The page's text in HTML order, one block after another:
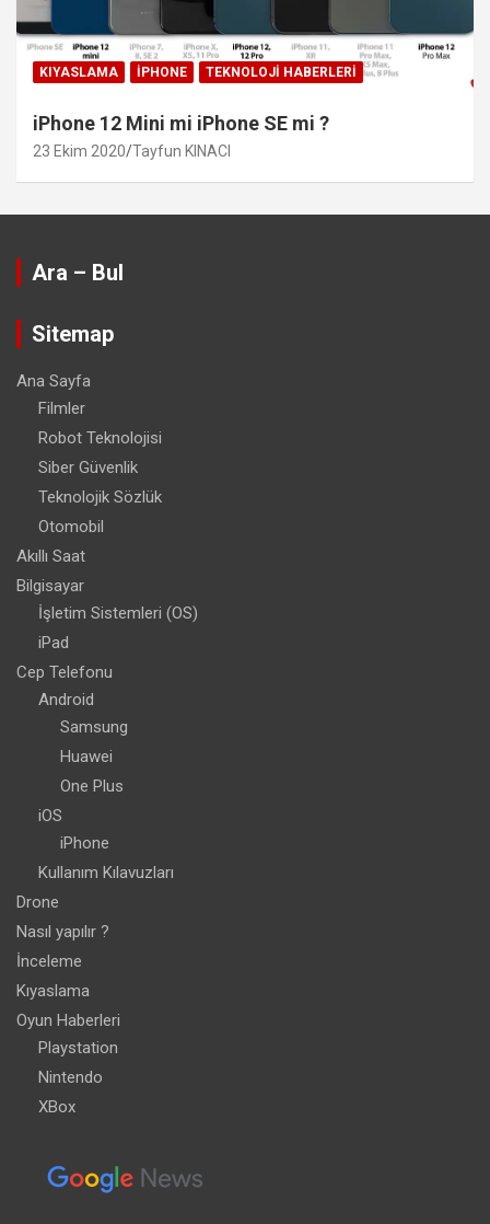
KIYASLAMA IPHONE TEKNOLOJI HABERLERI
iPhone 12 Mini mi iPhone SE mi ?
23 Ekim 2020 Tayfun KINACI
Ara – Bul
Sitemap
Ana Sayfa
Filmler
Robot Teknolojisi
Siber Güvenlik
Teknolojik Sözlük
Otomobil
Akıllı Saat
Bilgisayar
İşletim Sistemleri (OS)
iPad
Cep Telefonu
Android
Samsung
Huawei
One Plus
iOS
iPhone
Kullanım Kılavuzları
Drone
Nasıl yapılır ?
İnceleme
Kıyaslama
Oyun Haberleri
Playstation
Nintendo
XBox